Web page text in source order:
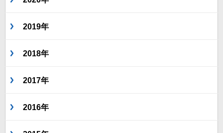
2019年
2018年
2017年
2016年